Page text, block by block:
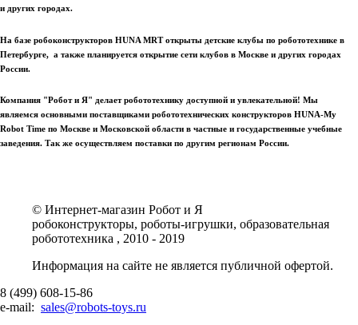
и других городах.
На базе робоконструкторов HUNA MRT открыты детские клубы по робототехнике в
Петербурге, а также планируется открытие сети клубов в Москве и других городах
России.
Компания "Робот и Я" делает робототехнику доступной и увлекательной! Мы
являемся основными поставщиками робототехнических конструкторов HUNA-My
Robot Time по Москве и Московской области в частные и государственные учебные
заведения. Так же осуществляем поставки по другим регионам России.
© Интернет-магазин Робот и Я
робоконструкторы, роботы-игрушки, образовательная
робототехника , 2010 - 2019
Информация на сайте не является публичной офертой.
8 (499) 608-15-86
e-mail: sales@robots-toys.ru